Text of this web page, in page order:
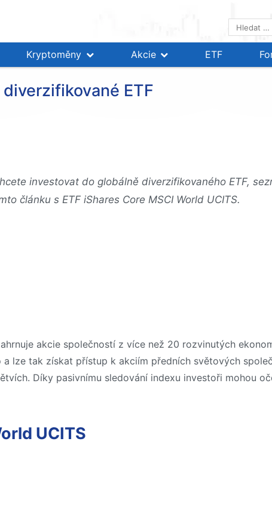
Vyhledávání
Kryptoměny Akcie ETF
ETF
investovat do globálně diverzifikovaného ETF,
článku s ETF iShares Core MSCI World UCITS.
akcie společností z více než 20 rozvinutých
lze tak získat přístup k akciím předních světových
Díky pasivnímu sledování indexu investoři mohou
UCITS